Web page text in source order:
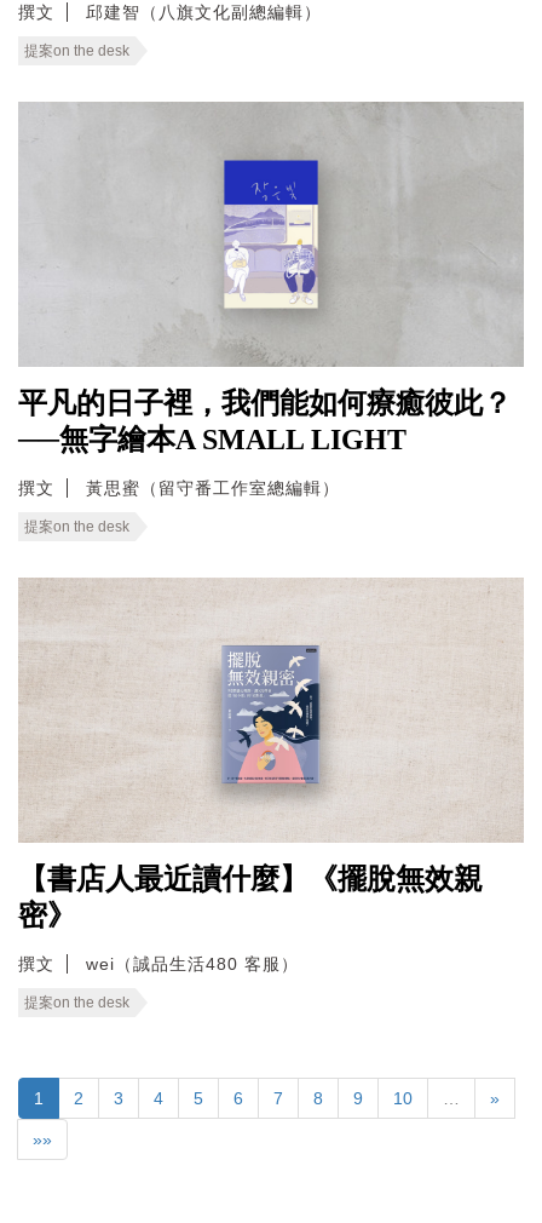
撰文 邱建智（八旗文化副總編輯）
提案on the desk
平凡的日子裡，我們能如何療癒彼此？
──無字繪本A SMALL LIGHT
撰文 黃思蜜（留守番工作室總編輯）
提案on the desk
【書店人最近讀什麼】《擺脫無效親
密》
撰文 wei（誠品生活480 客服）
提案on the desk
1 2 3 4 5 6 7 8 9 10 »
»»